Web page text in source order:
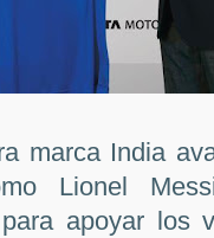
marca India
Lionel
apoyar los